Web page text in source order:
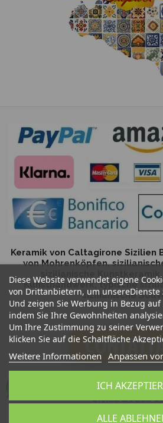
Diese Website verwendet eigene
von Drittanbietern, um unsereDienste
Und zeigen Sie Werbung in Bezug
indem Sie Ihre Gewohnheiten
Um Ihre Zustimmung zu seiner
klicken Sie auf die Schaltfläche
Weitere Informationen Anpassen
ALLE
ICH
Keramik von Caltagirone Sizilien
von Mohrenköpfen,
sizilianische
Kunsthandwerk, typische
sizilianische
Sicilia Bedda
P.IVA